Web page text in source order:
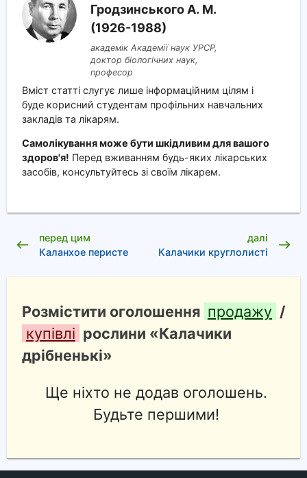
Вміст статті слугує лише інформаційним цілям і
буде корисний студентам профільних навчальних
закладів та лікарям.
Самолікування може бути шкідливим для вашого
здоров'я! Перед вживанням будь-яких лікарських
засобів, консультуйтесь зі своїм лікарем.
Гродзинського A. M.
(1926-1988)
академік Академії наук УРСР,
доктор біологічних наук,
професор
перед цим
Каланхое перисте
далі
Калачики круглолисті
Розмістити оголошення продажу /
купівлі рослини «Калачики
дрібненькі»
Ще ніхто не додав оголошень.
Будьте першими!